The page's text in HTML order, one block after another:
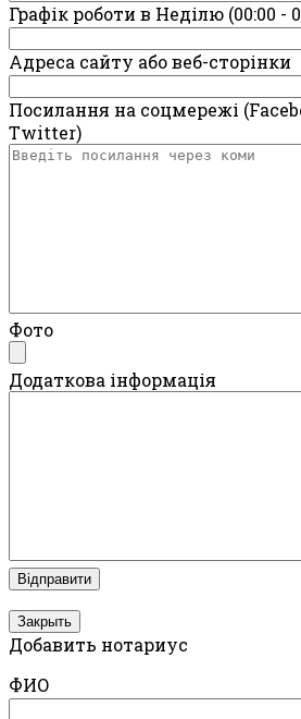
Графік роботи в Неділю (00:00 -
Адреса сайту або веб-сторінки
Посилання на соцмережі
Twitter)
Фото
Додаткова інформація
Закрыть
Добавить нотариус
ФИО